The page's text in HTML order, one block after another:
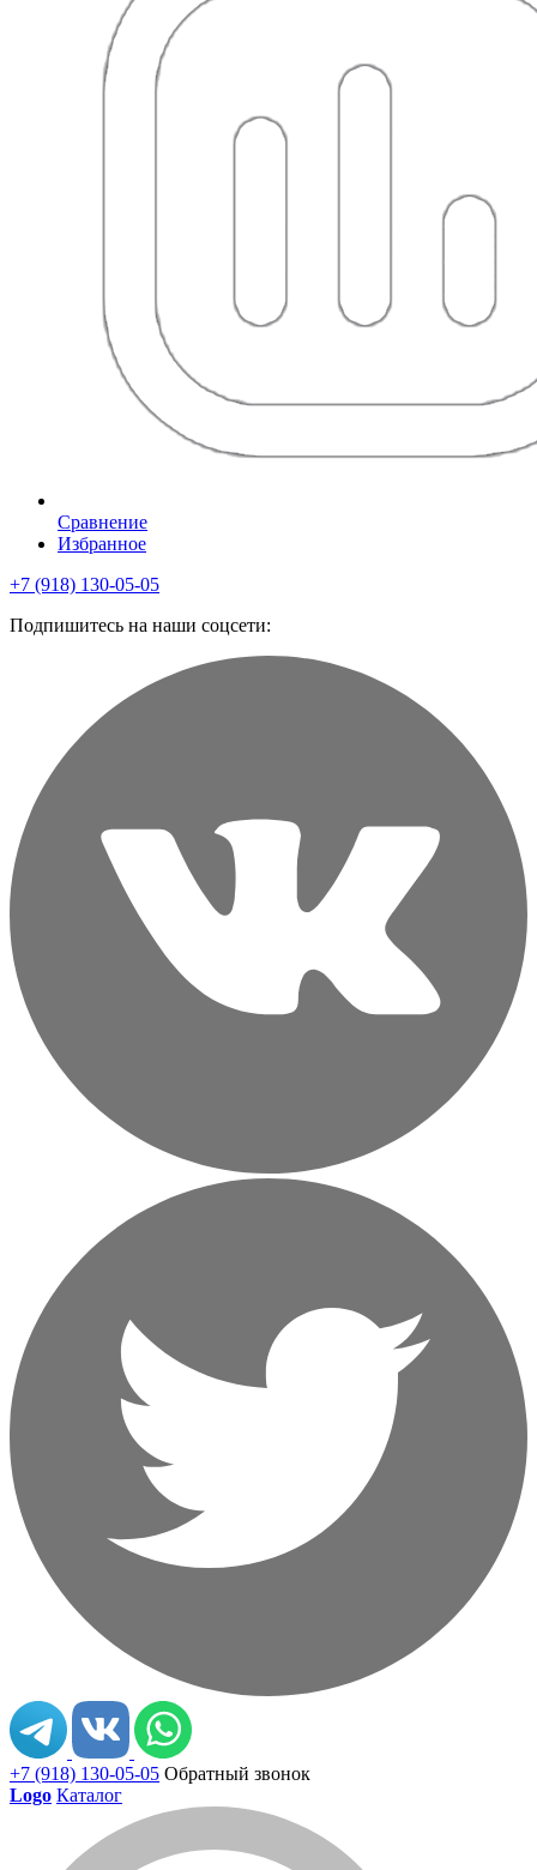
Сравнение
Избранное
+7 (918) 130-05-05
Подпишитесь на наши соцсети:
+7 (918) 130-05-05 Обратный звонок
Logo Каталог